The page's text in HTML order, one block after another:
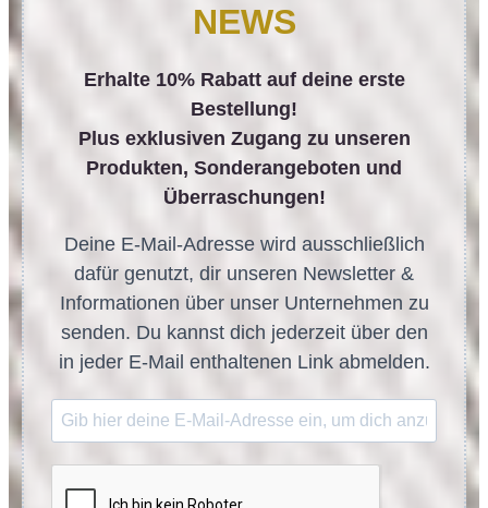
NEWS
Erhalte 10% Rabatt auf deine erste
Bestellung!
Plus exklusiven Zugang zu unseren
Produkten, Sonderangeboten und
Überraschungen!
Deine E-Mail-Adresse wird ausschließlich
dafür genutzt, dir unseren Newsletter &
Informationen über unser Unternehmen zu
senden. Du kannst dich jederzeit über den
in jeder E-Mail enthaltenen Link abmelden.